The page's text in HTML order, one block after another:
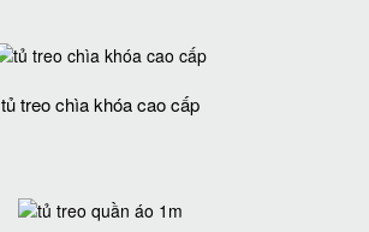
tủ treo chìa khóa cao cấp